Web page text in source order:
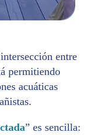
entre
permitiendo
acuáticas
” es sencilla: